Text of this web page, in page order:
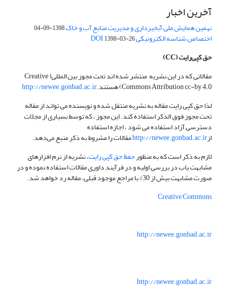
آخرین اخبار
نهمین همایش ملی آبخیزداری و مدیریت منابع آب و خاک1398-09-04
اختصاص شناسه الکترونیکی DOI1398-03-26
حق کپی‌رایت(CC)
مقالاتی که در این نشریه منتشر شده اند تحت مجوز بین المللی( Creative
Commons Attribution cc-by 4.0) هستند.
http://newee.gonbad.ac.ir
لذا حق کپی رایت مقاله به نشریه منتقل شده و نویسنده می تواند از مقاله
تحت مجوز فوق الذکر استفاده کند. این مجوز ، که توسط بسیاری از مجلات
دسترسی آزاد استفاده می شود ، اجازه استفاده
ازhttp://newee.gonbad.ac.irمقالات را مشروط به ذکر منبع می‌دهد.
لازم به ذکر است که به منظورحفظ حق کپی رایت، نشریه از نرم افزارهای
مشابهت یاب در بررسی اولیه و در فرآیند داوری مقالات استفاده نموده و در
صورت مشابهت بیش از 30% با مراجع موجود قبلی، مقاله رد خواهد شد.
Creative Commons
http://newee.gonbad.ac.ir
http://newee.gonbad.ac.ir